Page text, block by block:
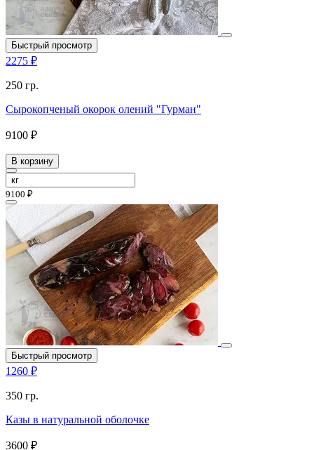
Быстрый просмотр
2275 ₽
250 гр.
Сырокопченый окорок олений "Гурман"
9100 ₽
В корзину
9100 ₽
Быстрый просмотр
1260 ₽
350 гр.
Казы в натуральной оболочке
3600 ₽